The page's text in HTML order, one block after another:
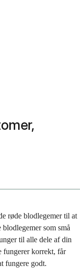
røde blodlegemer til at
som små
til alle dele af din
fungerer korrekt, får
fungere godt.